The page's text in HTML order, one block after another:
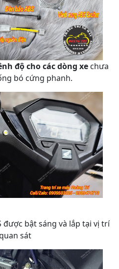
độ cho các dòng xe chưa
bó cứng phanh.
được bật sáng và lắp tại vị trí
sát